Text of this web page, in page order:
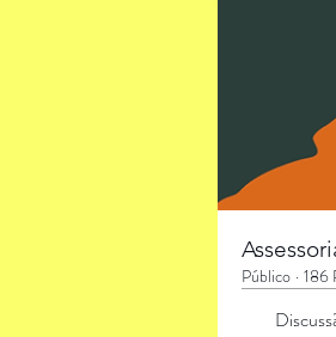
Público · 186